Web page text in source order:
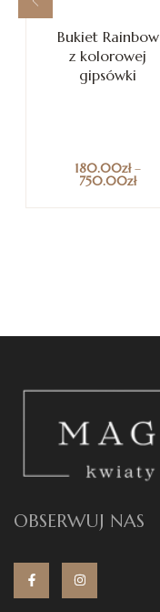
Bukiet Rainbow
z kolorowej
gipsówki
180.00zł–
750.00zł
OBSERWUJ NAS